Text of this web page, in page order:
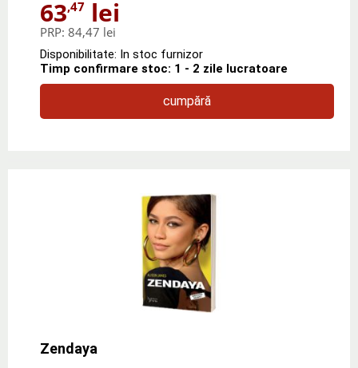
63,47 lei
PRP: 84,47 lei
Disponibilitate: In stoc furnizor
Timp confirmare stoc: 1 - 2 zile lucratoare
cumpără
Zendaya